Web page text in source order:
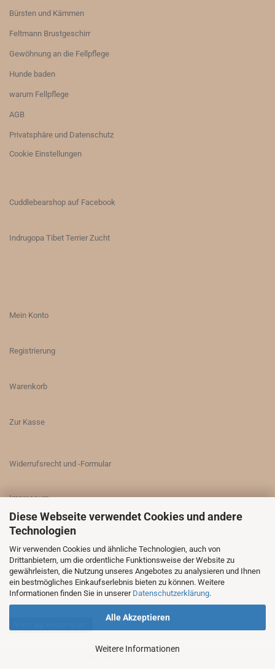
Diese Webseite verwendet Cookies und andere
Technologien
Wir verwenden Cookies und ähnliche Technologien, auch von
Drittanbietern, um die ordentliche Funktionsweise der Website zu
gewährleisten, die Nutzung unseres Angebotes zu analysieren und Ihnen
ein bestmögliches Einkaufserlebnis bieten zu können. Weitere
Informationen finden Sie in unserer Datenschutzerklärung.
Alle Akzeptieren
Weitere Informationen
Bürsten und Kämmen
Feltmann Brustgeschirr
Gewöhnung an die Fellpflege
Hunde baden
warum Fellpflege
AGB
Privatsphäre und Datenschutz
Cookie Einstellungen
Cuddlebearshop auf Facebook
Indrugopa Tibet Terrier Zucht
Mein Konto
Registrierung
Warenkorb
Zur Kasse
Widerrufsrecht und -Formular
Impressum
Sitemap
Kontakt